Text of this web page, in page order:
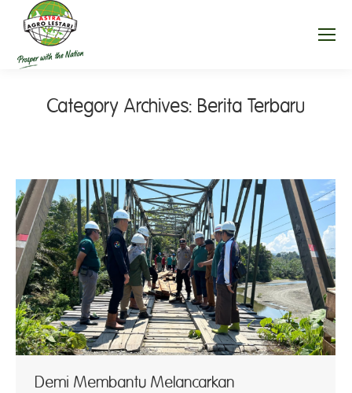
Category Archives: Berita Terbaru
Demi Membantu Melancarkan